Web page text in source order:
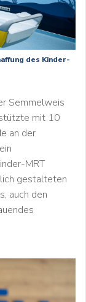
des Kinder-
Semmelweis
mit 10
an der
MRT
gestalteten
auch den